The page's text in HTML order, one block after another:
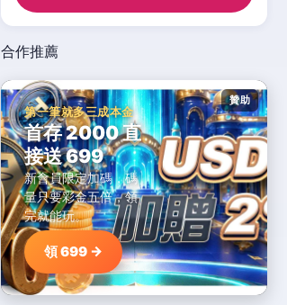
合作推薦
贊助
第一筆就多三成本金
首存 2000 直
接送 699
新會員限定加碼，碼
量只要彩金五倍，領
完就能玩。
領 699 →